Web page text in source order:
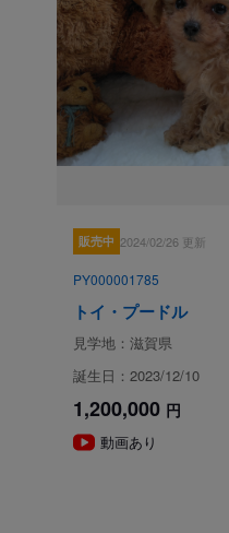
販売中 2024/02/26 更新
PY000001785
トイ・プードル
見学地：滋賀県
誕生日：2023/12/10
1,200,000 円
動画あり